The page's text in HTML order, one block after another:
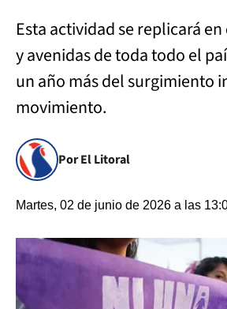
Esta actividad se replicará
y avenidas de toda todo el
un año más del surgimiento
movimiento.
Por El Litoral
Martes, 02 de junio de 2026 a las